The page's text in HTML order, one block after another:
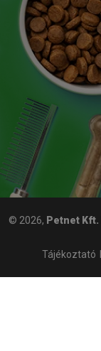
© 2026, Petnet Kft.
Tájékoztató